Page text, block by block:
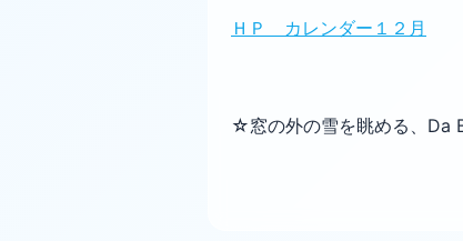
ＨＰ カレンダー１２月
☆窓の外の雪を眺める、Da